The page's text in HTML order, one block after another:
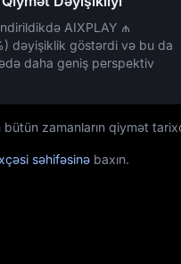
AIXPLAY ₼
dəyişiklik göstərdi və bu da
daha geniş perspektiv
zamanların qiymət
səhifəsinə baxın.